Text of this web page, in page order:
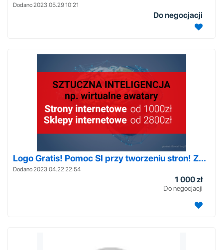
Dodano 2023.05.29 10:21
Do negocjacji
Logo Gratis! Pomoc SI przy tworzeniu stron! Z...
Dodano 2023.04.22 22:54
1 000 zł
Do negocjacji